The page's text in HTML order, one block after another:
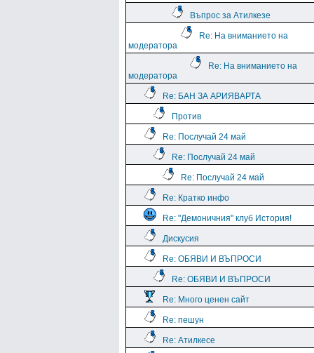
Въпрос за Атилкезе
Re: На вниманието на
модератора
Re: На вниманието на
модератора
Re: БАН ЗА АРИЯВАРТА
Против
Re: Послучай 24 май
Re: Послучай 24 май
Re: Послучай 24 май
Re: Кратко инфо
Re: "Демоничния" клуб История!
Дискусия
Re: ОБЯВИ И ВЪПРОСИ
Re: ОБЯВИ И ВЪПРОСИ
Re: Много ценен сайт
Re: пешун
Re: Атилкесе